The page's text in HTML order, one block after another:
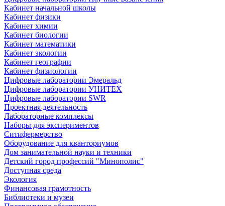
Кабинет начальной школы
Кабинет физики
Кабинет химии
Кабинет биологии
Кабинет математики
Кабинет экологии
Кабинет географии
Кабинет физиологии
Цифровые лаборатории Эмеральд
Цифровые лаборатории УНИТЕХ
Цифровые лаборатории SWR
Проектная деятельность
Лабораторные комплексы
Наборы для экспериментов
Ситифермерство
Оборудование для кванториумов
Дом занимательной науки и техники
Детский город профессий "Минополис"
Доступная среда
Экология
Финансовая грамотность
Библиотеки и музеи